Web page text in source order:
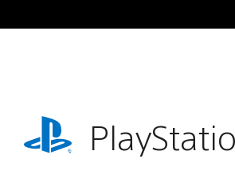
al
playstation.com